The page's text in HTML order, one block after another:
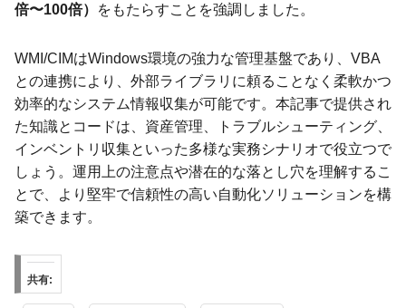
倍〜100倍）
をもたらすことを強調しました。
WMI/CIMはWindows環境の強力な管理基盤であり、VBA
との連携により、外部ライブラリに頼ることなく柔軟かつ
効率的なシステム情報収集が可能です。本記事で提供され
た知識とコードは、資産管理、トラブルシューティング、
インベントリ収集といった多様な実務シナリオで役立つで
しょう。運用上の注意点や潜在的な落とし穴を理解するこ
とで、より堅牢で信頼性の高い自動化ソリューションを構
築できます。
共有: